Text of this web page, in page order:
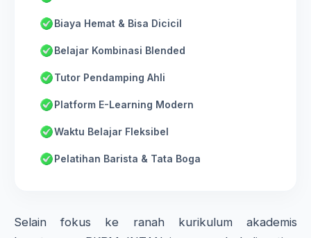
Biaya Hemat & Bisa Dicicil
Belajar Kombinasi Blended
Tutor Pendamping Ahli
Platform E-Learning Modern
Waktu Belajar Fleksibel
Pelatihan Barista & Tata Boga
Selain fokus ke ranah kurikulum akademis